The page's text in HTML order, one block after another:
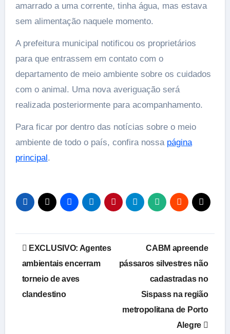
amarrado a uma corrente, tinha água, mas estava
sem alimentação naquele momento.
A prefeitura municipal notificou os proprietários
para que entrassem em contato com o
departamento de meio ambiente sobre os cuidados
com o animal. Uma nova averiguação será
realizada posteriormente para acompanhamento.
Para ficar por dentro das notícias sobre o meio
ambiente de todo o país, confira nossa página
principal.
Navegação
de
Post
EXCLUSIVO: Agentes
ambientais encerram
torneio de aves
clandestino
CABM apreende
pássaros silvestres não
cadastradas no
Sispass na região
metropolitana de Porto
Alegre